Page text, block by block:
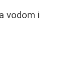
vodom i